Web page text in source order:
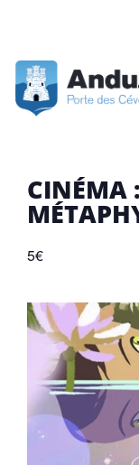
CINÉMA
5€